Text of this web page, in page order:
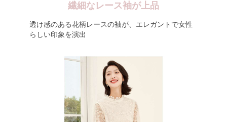
繊細なレース袖が上品
透け感のある花柄レースの袖が、エレガントで女性
らしい印象を演出